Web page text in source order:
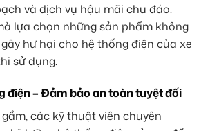
và dịch vụ hậu mãi chu đáo.
lựa chọn những sản phẩm không
hư hại cho hệ thống điện của xe
sử dụng.
điện – Đảm bảo an toàn tuyệt đối
các kỹ thuật viên chuyên